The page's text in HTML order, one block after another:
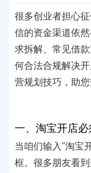
很多创业者担心
信的资金渠道依
求拆解、常见借
何合法合规解决
营规划技巧，助您
一、淘宝开店
当咱们输入"淘宝
框。很多朋友看